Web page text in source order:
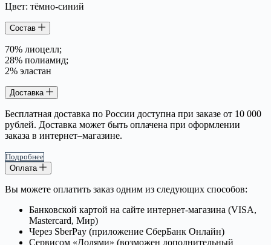
Цвет: тёмно-синий
Состав
70% лиоцелл;
28% полиамид;
2% эластан
Доставка
Бесплатная доставка по России доступна при заказе от 10 000
рублей. Доставка может быть оплачена при оформлении
заказа в интернет–магазине.
Подробнее
Оплата
Вы можете оплатить заказ одним из следующих способов:
Банковской картой на сайте интернет-магазина (VISA,
Mastercard, Мир)
Через SberPay (приложение СберБанк Онлайн)
Сервисом «Долями» (возможен дополнительный